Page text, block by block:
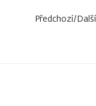
Předchozí/Další